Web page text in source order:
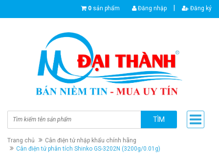
0 sản phẩm Đăng nhập Đăng ký
TÌM
Trang chủ
Cân điện tử nhập khẩu chính hãng
Cân điện tử phân tích Shinko GS-3202N (3200g/0.01g)